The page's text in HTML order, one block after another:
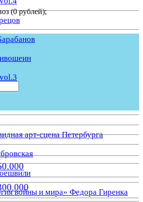
арт-сцена Петербурга
войны и мира» Федора Гиренка
(0 рублей);